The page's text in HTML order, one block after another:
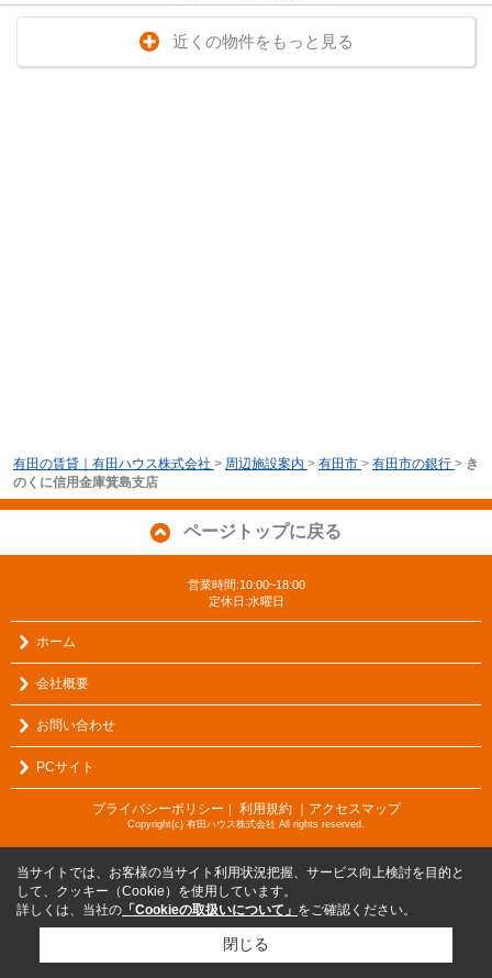
近くの物件をもっと見る
有田の賃貸｜有田ハウス株式会社 > 周辺施設案内 > 有田市 > 有田市の銀行 > き
のくに信用金庫箕島支店
ページトップに戻る
営業時間:10:00~18:00
定休日:水曜日
ホーム
会社概要
お問い合わせ
PCサイト
プライバシーポリシー ｜ 利用規約 ｜アクセスマップ
Copyright(c) 有田ハウス株式会社 All rights reserved.
当サイトでは、お客様の当サイト利用状況把握、サービス向上検討を目的と
して、クッキー（Cookie）を使用しています。
詳しくは、当社の 「Cookieの取扱いについて」 をご確認ください。
閉じる